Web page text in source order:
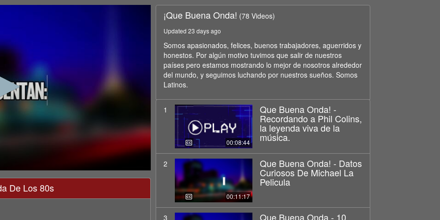
De Los 80s
¡Que Buena Onda! (78 Videos)
Updated 23 days ago
Somos apasionados, felices, buenos trabajadores, aguerridos y
honestos. Por algún motivo tuvimos que salir de nuestros
países pero estamos mostrando lo mejor de nosotros alrededor
del mundo, y seguimos luchando por nuestros sueños. Somos
Latinos.
1
00:08:44
Que Buena Onda! -
Recordando a Phil Colins,
la leyenda viva de la
música.
2
00:11:17
Que Buena Onda! - Datos
Curiosos De Michael La
Pelicula
3 Que Buena Onda - 10